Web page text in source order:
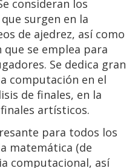
consideran los
surgen en la
de ajedrez, así como
se emplea para
Se dedica gran
computación en el
de finales, en la
artísticos.
para todos los
matemática (de
computacional, así